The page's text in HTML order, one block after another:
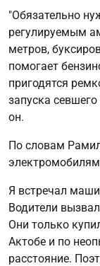
"Обязательно
регулируемым
метров,
помогает
пригодятся
запуска
он.
По словам
Я встречал
Водители
Они только
Актобе и по
расстояние.